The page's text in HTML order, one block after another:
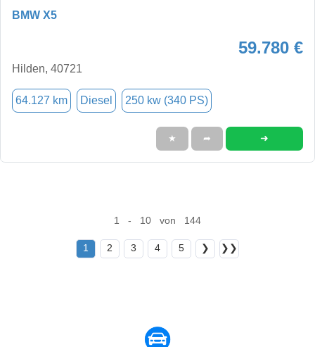
BMW X5
59.780 €
Hilden, 40721
64.127 km Diesel 250 kw (340 PS)
★ ➦ ➜
1 - 10 von 144
1 2 3 4 5 ❯ ❯❯